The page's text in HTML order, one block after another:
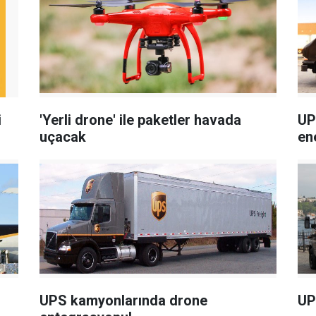
'Yerli drone' ile paketler havada
uçacak
UPS kamyonlarında drone